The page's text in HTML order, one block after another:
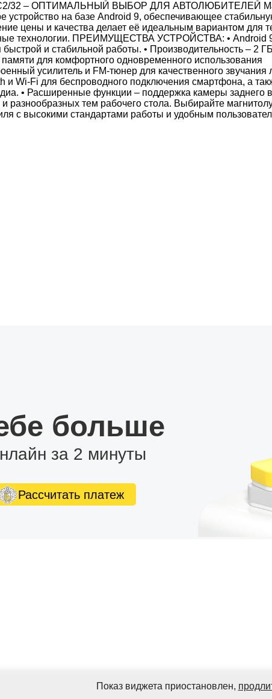
32 – ОПТИМАЛЬНЫЙ ВЫБОР ДЛЯ АВТОЛЮБИТЕЛЕЙ
устройство на базе Android 9, обеспечивающее
цены и качества делает её идеальным вариантом для
технологии. ПРЕИМУЩЕСТВА УСТРОЙСТВА: • Android
и стабильной работы. • Производительность – 2 ГБ
для комфортного одновременного использования
усилитель и FM-тюнер для качественного
и Wi-Fi для беспроводного подключения смартфона, а
• Расширенные функции – поддержка камеры заднего
разнообразных тем рабочего стола. Выбирайте
с высокими стандартами работы и удобным
больше
за 2 минуты
Рассчитать платеж
Показ виджета приостановлен,